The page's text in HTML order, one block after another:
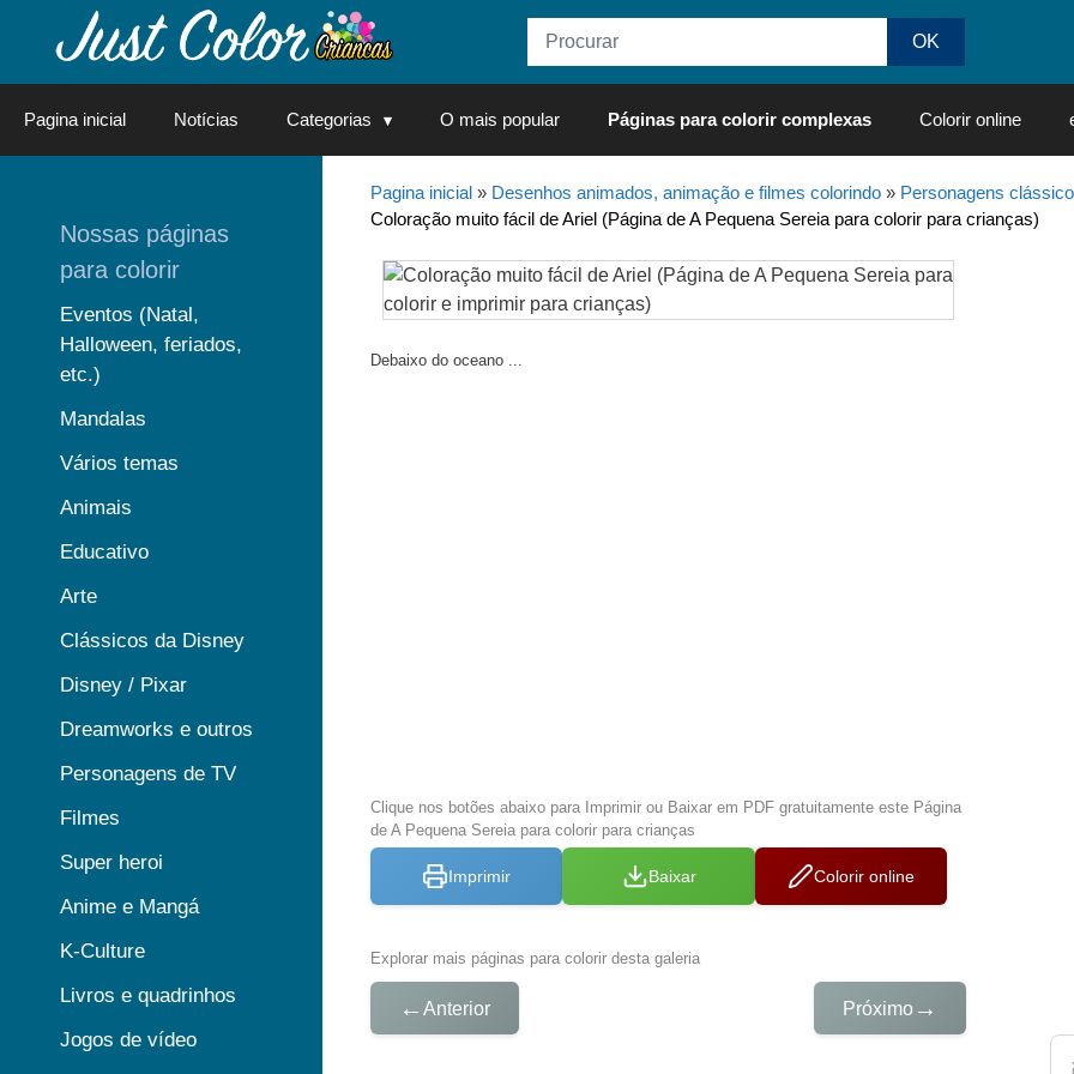
Pagina inicial Notícias Categorias O mais popular Páginas para colorir complexas Colorir online
Pagina inicial» Desenhos animados, animação e filmes colorindo» Personagens
Coloração muito fácil de Ariel (Página de A Pequena Sereia para colorir para crianças)
Debaixo do oceano ...
Clique nos botões abaixo para Imprimir ou Baixar em PDF gratuitamente este Página
de A Pequena Sereia para colorir para crianças
Imprimir Baixar Colorir online
Explorar mais páginas para colorir desta galeria
← Anterior Próximo →
Nossas páginas
para colorir
Eventos (Natal,
Halloween, feriados,
etc.)
Mandalas
Vários temas
Animais
Educativo
Arte
Clássicos da Disney
Disney / Pixar
Dreamworks e outros
Personagens de TV
Filmes
Super heroi
Anime e Mangá
K-Culture
Livros e quadrinhos
Jogos de vídeo